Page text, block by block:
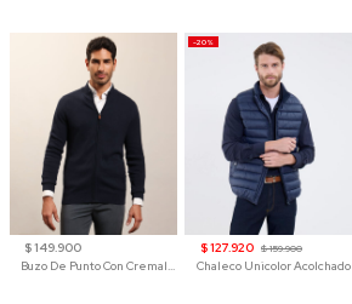
$ 149.900
Buzo De Punto Con Cremallera Para Hombre
-20%
$ 127.920 $ 159.900
Chaleco Unicolor Acolchado